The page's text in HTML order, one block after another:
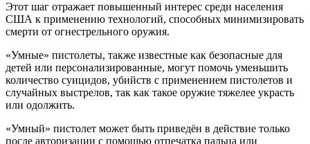
Этот шаг отражает повышенный интерес среди населения
США к применению технологий, способных минимизировать
смерти от огнестрельного оружия.
«Умные» пистолеты, также известные как безопасные для
детей или персонализированные, могут помочь уменьшить
количество суицидов, убийств с применением пистолетов и
случайных выстрелов, так как такое оружие тяжелее украсть
или одолжить.
«Умный» пистолет может быть приведён в действие только
после авторизации с помощью отпечатка пальца или